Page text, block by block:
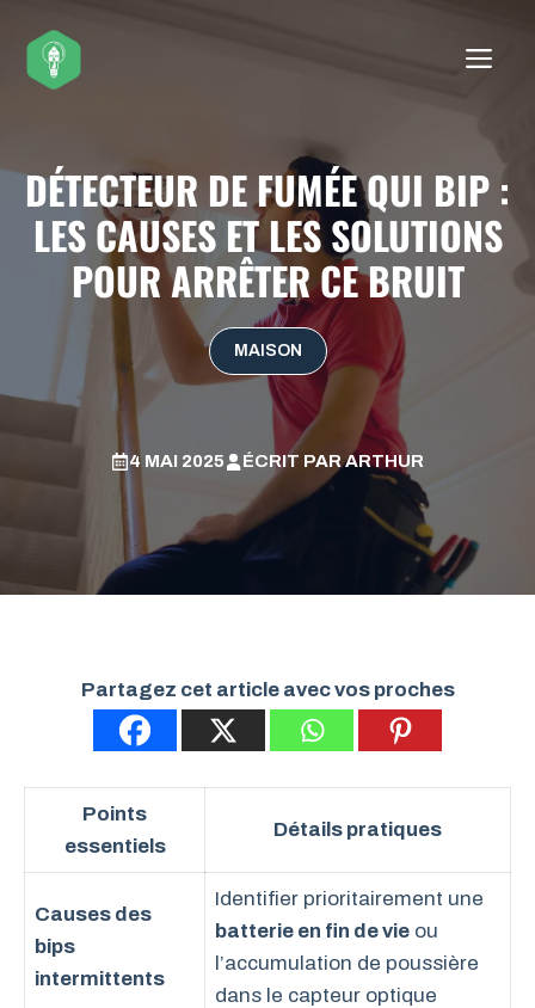
contenu
DÉTECTEUR DE FUMÉE QUI BIP :
LES CAUSES ET LES SOLUTIONS
POUR ARRÊTER CE BRUIT
MAISON
4 MAI 2025 ÉCRIT PARARTHUR
Partagez cet article avec vos proches
Points
essentiels
Détails pratiques
Causes des
bips
intermittents
Identifier prioritairement une
batterie en fin de vie ou
l’accumulation de poussière
dans le capteur optique